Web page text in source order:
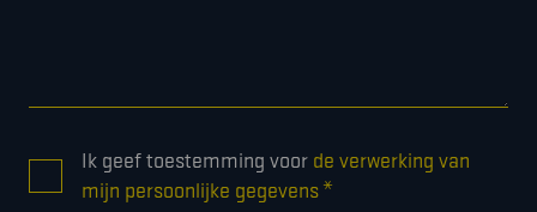
* Ik geef toestemming voor de verwerking van
mijn persoonlijke gegevens*